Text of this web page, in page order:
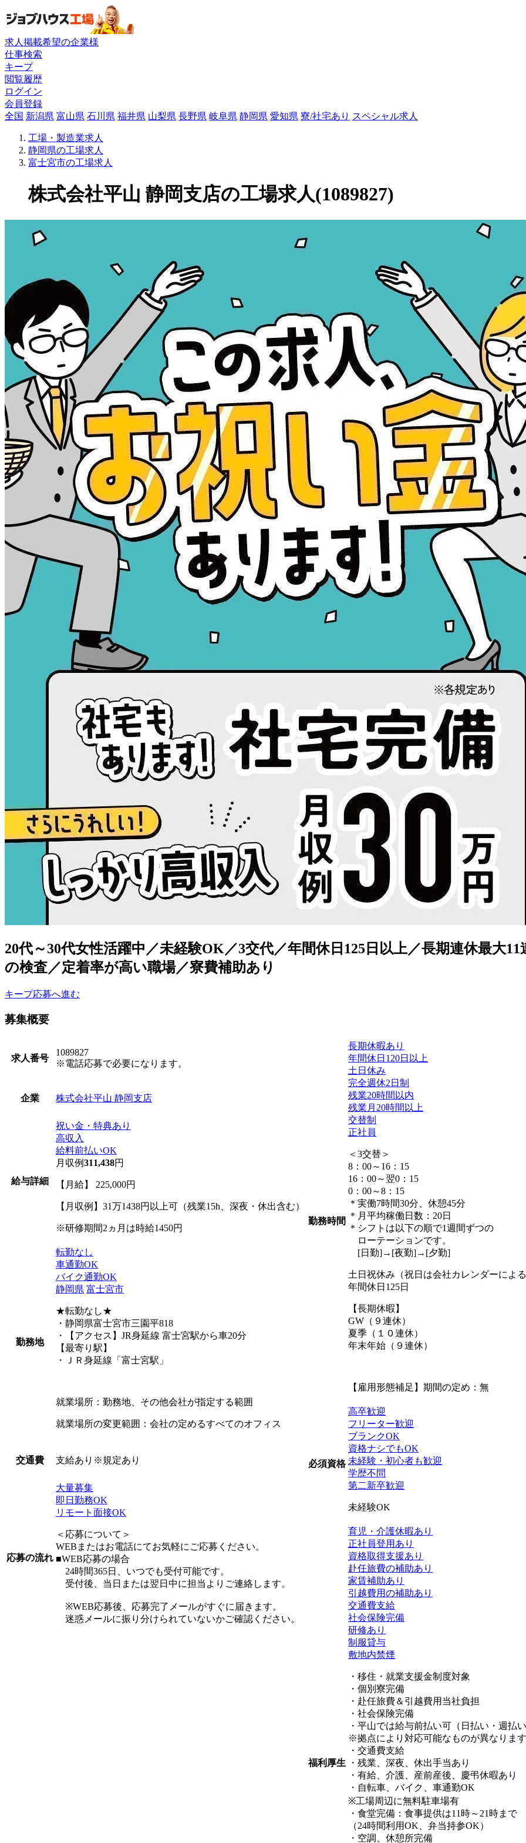
求人掲載希望の企業様
仕事検索
キープ
閲覧履歴
ログイン
会員登録
全国 新潟県 富山県 石川県 福井県 山梨県 長野県 岐阜県 静岡県 愛知県 寮/社宅あり スペシャル求人
工場・製造業求人
静岡県の工場求人
富士宮市の工場求人
株式会社平山 静岡支店の工場求人(1089827)
20代～30代女性活躍中／未経験OK／3交代／年間休日125日以上／長期連休最大
の検査／定着率が高い職場／寮費補助あり
キープ応募へ進む
募集概要
求人番号
1089827
※電話応募で必要になります。
企業 株式会社平山 静岡支店
給与詳細
祝い金・特典あり
高収入
給料前払いOK
月収例311,438円
【月給】 225,000円
【月収例】31万1438円以上可（残業15h、深夜・休出含む）
※研修期間2ヵ月は時給1450円
勤務地
転勤なし
車通勤OK
バイク通勤OK
静岡県 富士宮市
★転勤なし★
・静岡県富士宮市三園平818
・【アクセス】JR身延線 富士宮駅から車20分
【最寄り駅】
・ＪＲ身延線「富士宮駅」
就業場所：勤務地、その他会社が指定する範囲
就業場所の変更範囲：会社の定めるすべてのオフィス
交通費 支給あり※規定あり
応募の流れ
大量募集
即日勤務OK
リモート面接OK
＜応募について＞
WEBまたはお電話にてお気軽にご応募ください。
■WEB応募の場合
24時間365日、いつでも受付可能です。
受付後、当日または翌日中に担当よりご連絡します。
※WEB応募後、応募完了メールがすぐに届きます。
迷惑メールに振り分けられていないかご確認ください。
勤務時間
長期休暇あり
年間休日120日以上
土日休み
完全週休2日制
残業20時間以内
残業月20時間以上
交替制
正社員
＜3交替＞
8：00～16：15
16：00～翌0：15
0：00～8：15
＊実働7時間30分、休憩45分
＊月平均稼働日数：20日
＊シフトは以下の順で1週間ずつの
ローテーションです。
[日勤]→[夜勤]→[夕勤]
土日祝休み（祝日は会社カレンダーによ
年間休日125日
【長期休暇】
GW（９連休）
夏季（１０連休）
年末年始（９連休）
【雇用形態補足】期間の定め：無
必須資格
高卒歓迎
フリーター歓迎
ブランクOK
資格ナシでもOK
未経験・初心者も歓迎
学歴不問
第二新卒歓迎
未経験OK
福利厚生
育児・介護休暇あり
正社員登用あり
資格取得支援あり
赴任旅費の補助あり
家賃補助あり
引越費用の補助あり
交通費支給
社会保険完備
研修あり
制服貸与
敷地内禁煙
・移住・就業支援金制度対象
・個別寮完備
・赴任旅費＆引越費用当社負担
・社会保険完備
・平山では給与前払い可（日払い・週払
※拠点により対応可能なものが異なりま
・交通費支給
・残業、深夜、休出手当あり
・有給、介護、産前産後、慶弔休暇あり
・自転車、バイク、車通勤OK
※工場周辺に無料駐車場有
・食堂完備：食事提供は11時～21時まで
（24時間利用OK、弁当持参OK）
・空調、休憩所完備